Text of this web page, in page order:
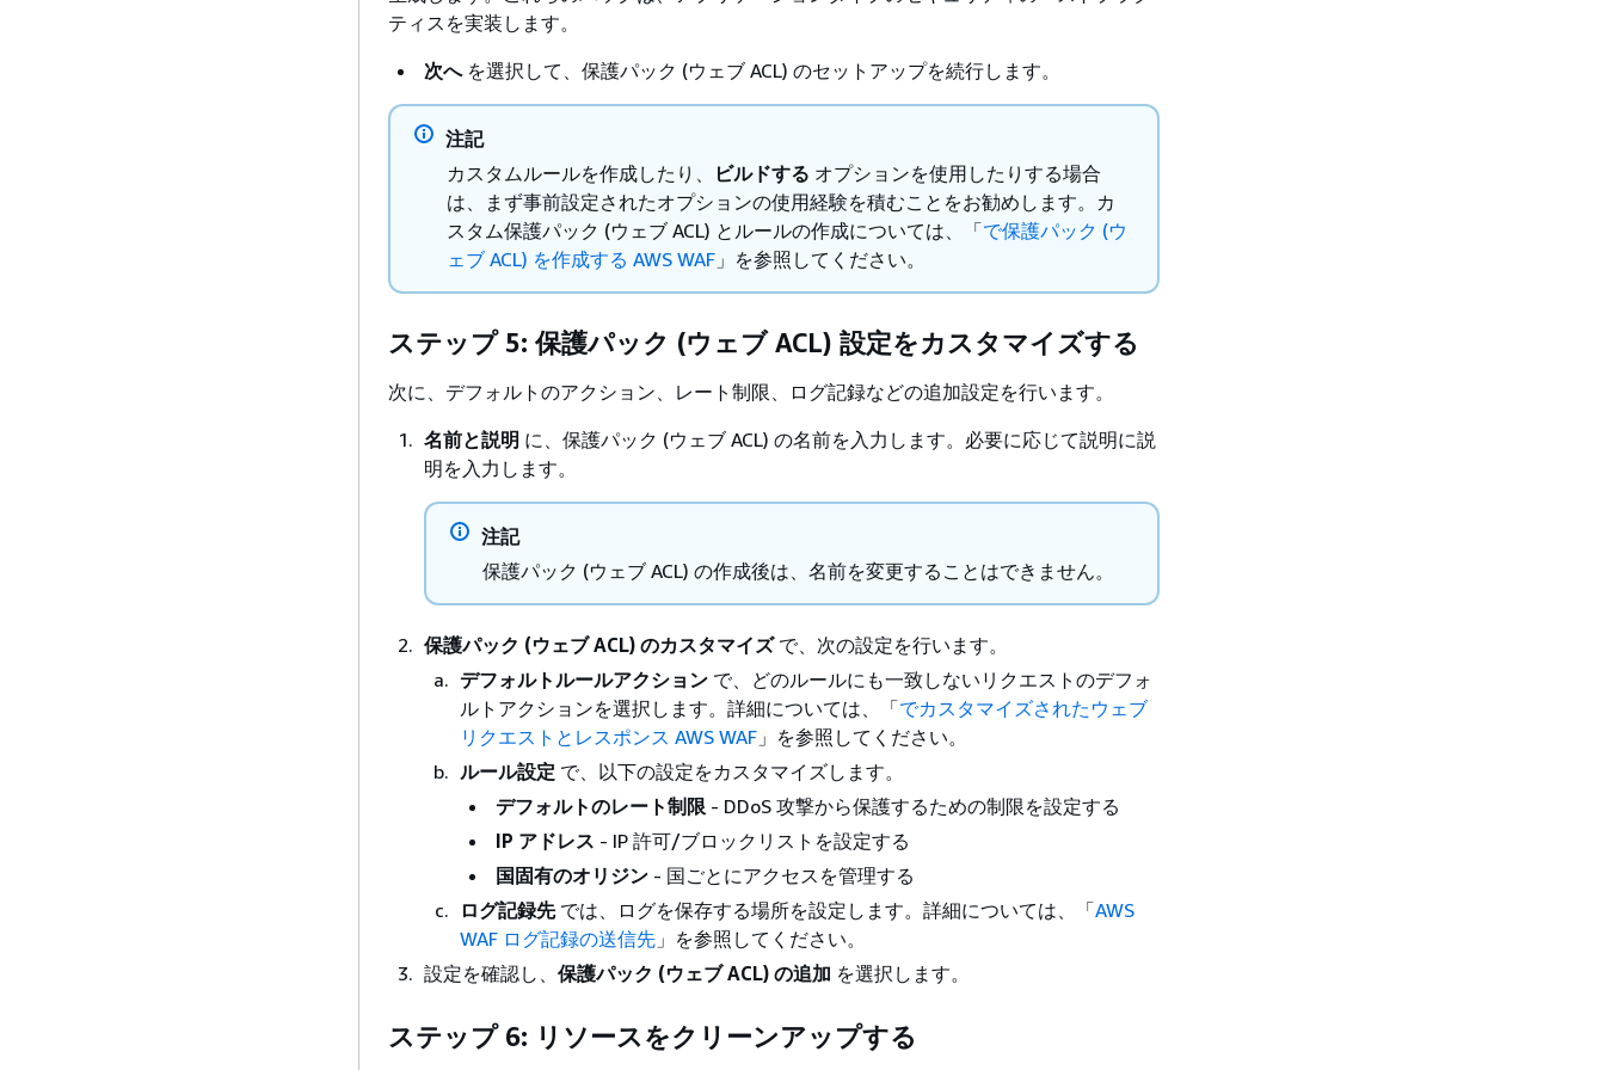
ティスを実装します。
次へを選択して、保護パック (ウェブ ACL) のセットアップを続行します。
注記
カスタムルールを作成したり、
ビルドする オプションを使用したりする場合
は、まず事前設定されたオプションの使用経験を積むことをお勧めします。カ
スタム保護パック (ウェブ ACL) とルールの作成については、「で保護パック (ウ
ェブ ACL) を作成する AWS WAF 」を参照してください。
ステップ 5: 保護パック (ウェブ ACL) 設定をカスタマイズする
次に、デフォルトのアクション、レート制限、ログ記録などの追加設定を行います。
名前と説明 に、保護パック (ウェブ ACL) の名前を入力します。必要に応じて説明に説
明を入力します。
注記
保護パック (ウェブ ACL) の作成後は、名前を変更することはできません。
保護パック (ウェブ ACL) のカスタマイズで、次の設定を行います。
デフォルトルールアクション で、どのルールにも一致しないリクエストのデフォ
ルトアクションを選択します。詳細については、「でカスタマイズされたウェブ
リクエストとレスポンス AWS WAF 」を参照してください。
ルール設定 で、以下の設定をカスタマイズします。
デフォルトのレート制限 - DDoS 攻撃から保護するための制限を設定する
IP アドレス - IP 許可/ブロックリストを設定する
国固有のオリジン - 国ごとにアクセスを管理する
ログ記録先では、ログを保存する場所を設定します。詳細については、「AWS
WAF ログ記録の送信先 」を参照してください。
設定を確認し、 保護パック (ウェブ ACL) の追加 を選択します。
ステップ 6: リソースをクリーンアップする